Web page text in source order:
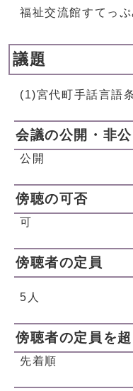
福祉交流館すてっ
議題
(1)宮代町手話言語
会議の公開・非公
公開
傍聴の可否
可
傍聴者の定員
5人
傍聴者の定員を
先着順